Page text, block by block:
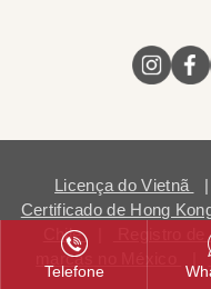
Licença do Vietnã |
Certificado de Hong
Chile
Registro
marcas no México
Telefone